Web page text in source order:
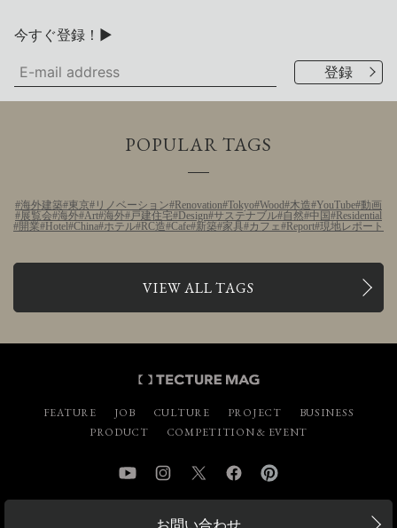
今すぐ登録！▶
POPULAR TAGS
海外建築 東京 リノベーション Renovation Tokyo Wood 木造 YouTube 動画
展覧会 海外 Art 海外 戸建住宅 Design サステナブル 自然 中国 Residential
開業 Hotel China ホテル RC造 Cafe 新築 家具 カフェ Report 現地レポート
VIEW ALL TAGS
FEATURE JOB CULTURE PROJECT
BUSINESS
PRODUCT
COMPETITION & EVENT
YouTube InstagramTwitter Facebook
お問い合わせ